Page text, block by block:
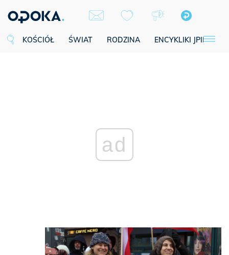
KOŚCIÓŁ ŚWIAT RODZINA ENCYKLIKI JPII
ad